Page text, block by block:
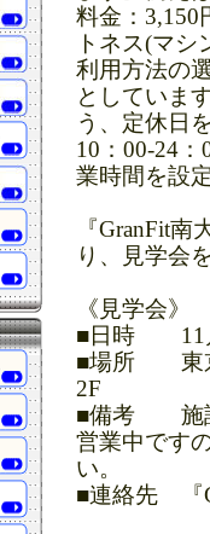
料金：3,150
トネス(マ
利用方法の
としていま
う、定休日
10：00-24
業時間を設
『GranFit
り、見学会
《見学会》
■日時 11
■場所 東京
2F
■備考 施設
営業中です
い。
■連絡先 『